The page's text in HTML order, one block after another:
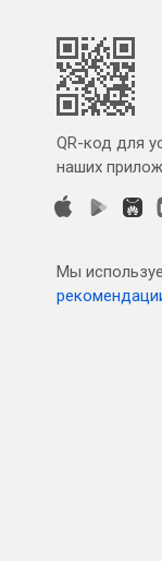
QR-код для
наших
Мы